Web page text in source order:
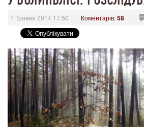
1 Травня 2014 17:50 Коментарів:58